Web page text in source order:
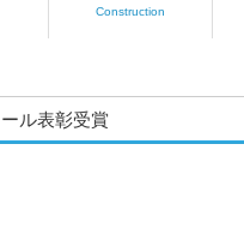
Construction
ル表彰受賞